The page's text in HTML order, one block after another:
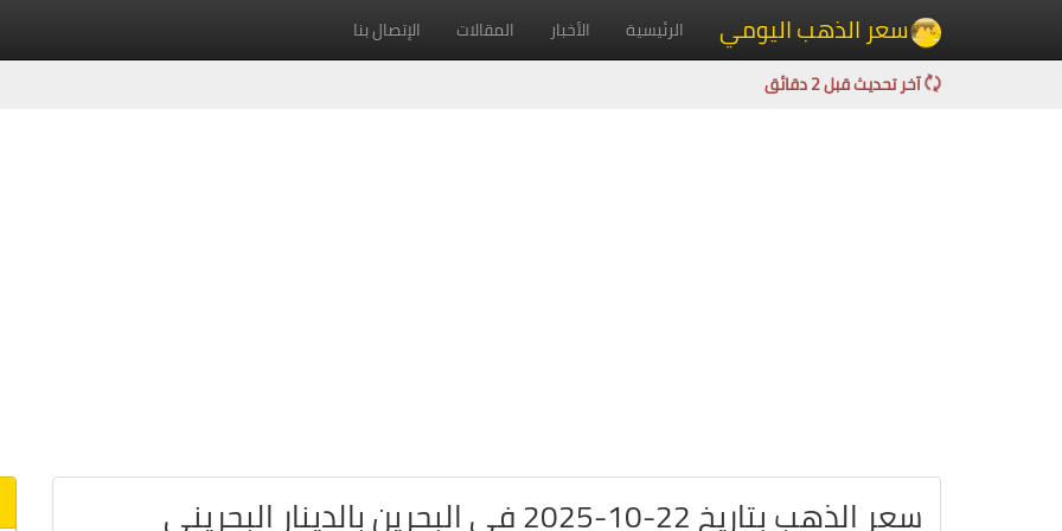
سعر الذهب اليومي الرئيسية الأخبار المقالات الإتصال بنا
آخر تحديث قبل 2 دقائق
سعر الذهب بتاريخ 22-10-2025 في البحرين بالدينار البحريني